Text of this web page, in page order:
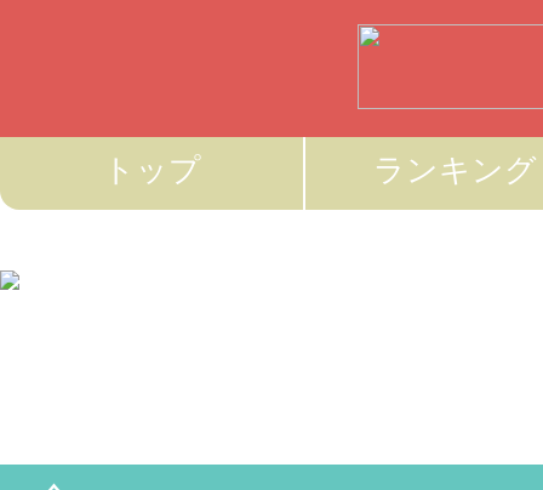
トップ ランキング